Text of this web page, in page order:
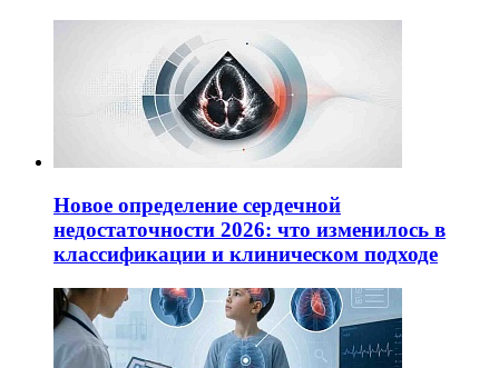
Новое определение сердечной
недостаточности 2026: что изменилось в
классификации и клиническом подходе